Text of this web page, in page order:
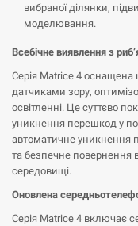
вибраної ділянки,
моделювання.
Всебічне виявлення з
Серія Matrice 4
датчиками зору,
освітленні. Це суттєво
уникнення перешкод у
автоматичне уникнення
та безпечне повернення
середовищі.
Оновлена
Серія Matrice 4 включає